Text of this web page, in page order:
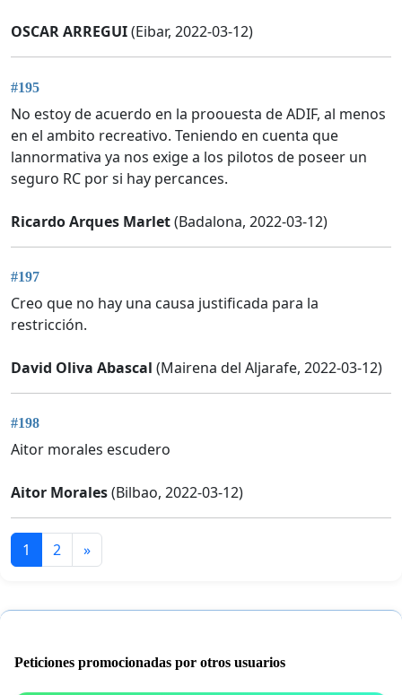
OSCAR ARREGUI(Eibar, 2022-03-12)
#195
No estoy de acuerdo en la proouesta de ADIF, al menos
en el ambito recreativo. Teniendo en cuenta que
lannormativa ya nos exige a los pilotos de poseer un
seguro RC por si hay percances.
Ricardo Arques Marlet(Badalona, 2022-03-12)
#197
Creo que no hay una causa justificada para la
restricción.
David Oliva Abascal (Mairena del Aljarafe, 2022-03-12)
#198
Aitor morales escudero
Aitor Morales(Bilbao, 2022-03-12)
1 2 »
Peticiones promocionadas por otros usuarios